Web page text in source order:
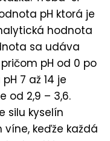
pH ktorá je
hodnota
sa udáva
pH od 0 po
7 až 14 je
od 2,9 – 3,6.
silu kyselín
keďže každá